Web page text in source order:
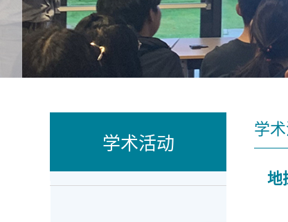
学术活动
学
地